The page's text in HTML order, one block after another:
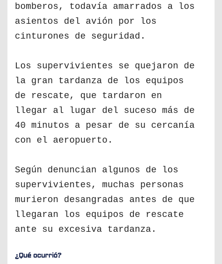
bomberos, todavía amarrados a los
asientos del avión por los
cinturones de seguridad.
Los supervivientes se quejaron de
la gran tardanza de los equipos
de rescate, que tardaron en
llegar al lugar del suceso más de
40 minutos a pesar de su cercanía
con el aeropuerto.
Según denuncian algunos de los
supervivientes, muchas personas
murieron desangradas antes de que
llegaran los equipos de rescate
ante su excesiva tardanza.
¿Qué ocurrió?